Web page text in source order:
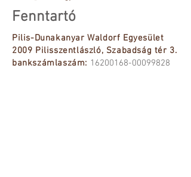
Fenntartó
Pilis-Dunakanyar Waldorf Egyesület
2009 Pilisszentlászló, Szabadság tér 3.
bankszámlaszám: 16200168-00099828